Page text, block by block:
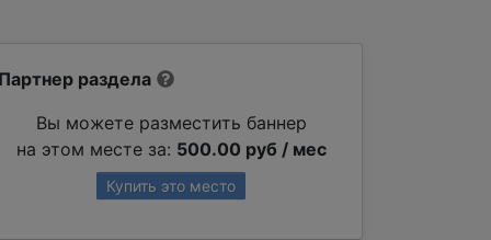
Партнер раздела
Вы можете разместить баннер
на этом месте за: 500.00 руб / мес
Купить это место